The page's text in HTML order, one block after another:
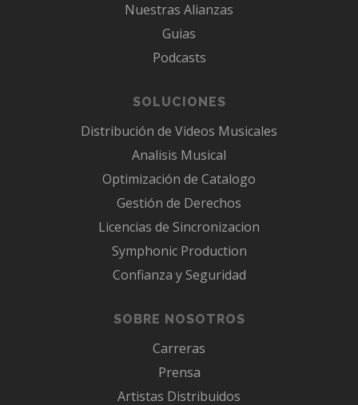
Nuestras Alianzas
Guias
Podcasts
SOLUCIONES
Distribución de Videos Musicales
Analisis Musical
Optimización de Catalogo
Gestión de Derechos
Licencias de Sincronizacion
Symphonic Production
Confianza y Seguridad
SOBRE NOSOTROS
Carreras
Prensa
Artistas Distribuidos